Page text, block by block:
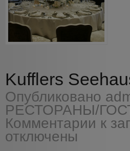
Kufflers
Опубликовано
РЕСТОРАНЫ/
Комментарии к
отключены